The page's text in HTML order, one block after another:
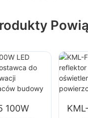
100W